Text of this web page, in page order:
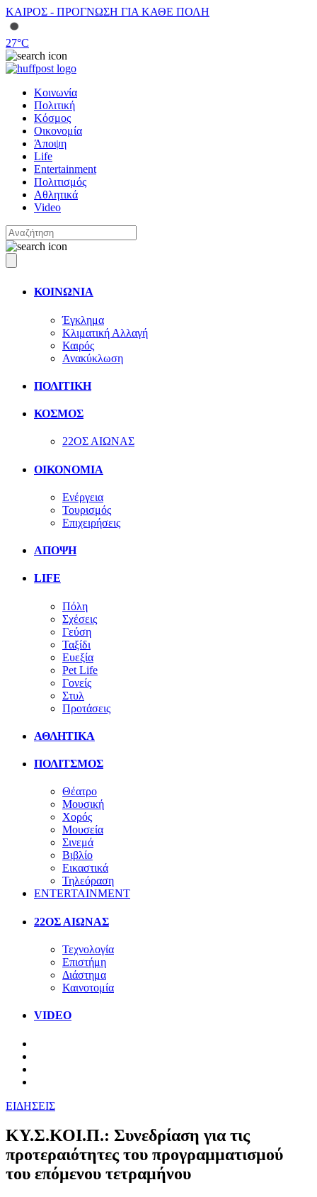
ΚΑΙΡΟΣ - ΠΡΟΓΝΩΣΗ ΓΙΑ ΚΑΘΕ ΠΟΛΗ
27°C
Κοινωνία
Πολιτική
Κόσμος
Οικονομία
Άποψη
Life
Entertainment
Πολιτισμός
Αθλητικά
Video
ΚΟΙΝΩΝΙΑ
Έγκλημα
Κλιματική Αλλαγή
Καιρός
Ανακύκλωση
ΠΟΛΙΤΙΚΗ
ΚΟΣΜΟΣ
22ΟΣ ΑΙΩΝΑΣ
ΟΙΚΟΝΟΜΙΑ
Ενέργεια
Τουρισμός
Επιχειρήσεις
ΑΠΟΨΗ
LIFE
Πόλη
Σχέσεις
Γεύση
Ταξίδι
Ευεξία
Pet Life
Γονείς
Στυλ
Προτάσεις
ΑΘΛΗΤΙΚΑ
ΠΟΛΙΤΣΜΟΣ
Θέατρο
Μουσική
Χορός
Μουσεία
Σινεμά
Βιβλίο
Εικαστικά
Τηλεόραση
ENTERTAINMENT
22ΟΣ ΑΙΩΝΑΣ
Τεχνολογία
Επιστήμη
Διάστημα
Καινοτομία
VIDEO
ΕΙΔΗΣΕΙΣ
ΚΥ.Σ.ΚΟΙ.Π.: Συνεδρίαση για τις
προτεραιότητες του προγραμματισμού
του επόμενου τετραμήνου